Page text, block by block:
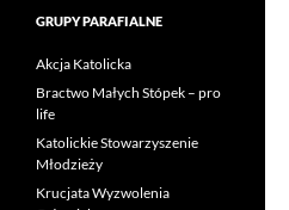
GRUPY PARAFIALNE
Akcja Katolicka
Bractwo Małych Stópek – pro
life
Katolickie Stowarzyszenie
Młodzieży
Krucjata Wyzwolenia